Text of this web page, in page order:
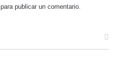
para publicar un comentario.